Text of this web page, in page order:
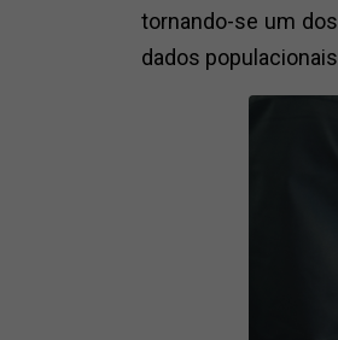
tornando-se um
dados